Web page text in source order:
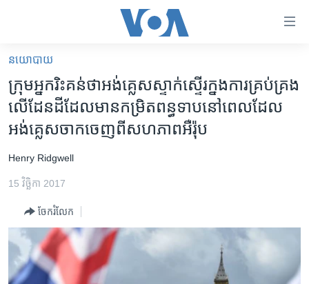
គេហទំព័រ​
ទាក់ទង
រំលង​
និង​
ចូល​
ទំព័រ​
ព័ត៌មាន​​
រំលង​
និង​
ចូល​
ទៅ​
អន្តរជាតិ
អាមេរិក
ព្រឹត្តិការណ៍ព័ត៌មាន
ទូរទស្សន៍ / វីដេអូ​
វិទ្យុ / ផតខាសថ៍
នយោបាយ
ក្រុម​អ្នក​រិះ​គន់​ថា​អង់គ្លេស​ស្ទាក់ស្ទើរ​ក្នង​ការ​គ្រប់​គ្រង​
លើ​ដែនដី​ដែល​មាន​កម្រិត​ពន្ធ​ទាប​នៅ​ពេល​ដែល​
អង់គ្លេស​ចាកចេញ​ពី​សហភាព​អឺរ៉ុប
Henry Ridgwell
15 វិច្ឆិកា 2017
ចែករំលែក